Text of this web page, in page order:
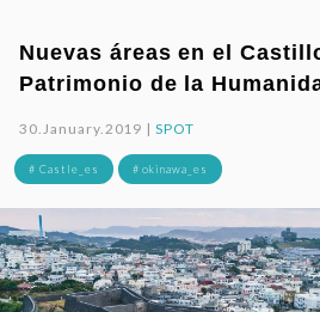
Nuevas áreas en el
Patrimonio de la
30.January.2019 |SPOT
# Castle_es # okinawa_es